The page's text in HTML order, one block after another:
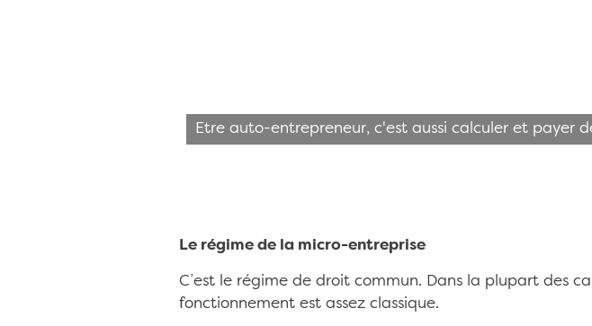
Etre auto-entrepreneur, c'est aussi calculer et payer
Le régime de la micro-entreprise
C’est le régime de droit commun. Dans la plupart des
fonctionnement est assez classique.